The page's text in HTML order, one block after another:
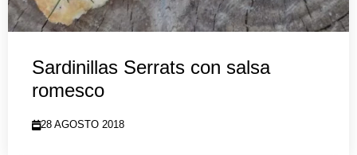
Sardinillas Serrats con salsa
romesco
28 AGOSTO 2018